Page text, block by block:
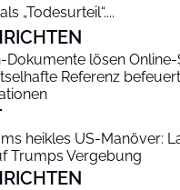
„Todesurteil“....
Dokumente lösen
Referenz befeuert
heikles US-Manöver:
Trumps Vergebung